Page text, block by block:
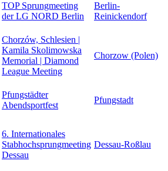
TOP Sprungmeeting
der LG NORD Berlin
Berlin-
Reinickendorf
Chorzów, Schlesien |
Kamila Skolimowska
Memorial | Diamond
League Meeting
Chorzow (Polen)
Pfungstädter
Abendsportfest
Pfungstadt
6. Internationales
Stabhochsprungmeeting
Dessau
Dessau-Roßlau